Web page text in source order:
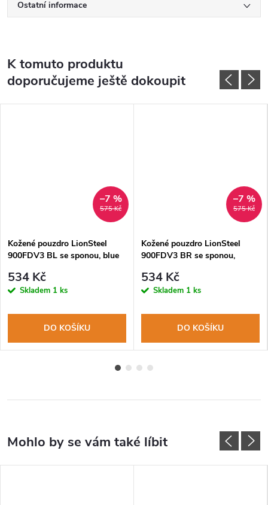
Ostatní informace
K tomuto produktu
doporučujeme ještě dokoupit
575 Kč
–7 %
Kožené pouzdro LionSteel
900FDV3 BL se sponou, blue
534 Kč
Skladem 1 ks
DO KOŠÍKU
575 Kč
–7 %
Kožené pouzdro LionSteel
900FDV3 BR se sponou,
534 Kč
Skladem 1 ks
DO KOŠÍKU